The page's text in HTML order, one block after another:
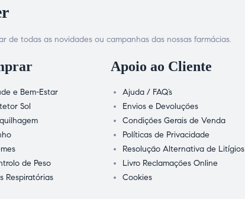
de todas as novidades ou campanhas das nossas farmácias.
e Bem-Estar
Sol
de Peso
Respiratórias
Apoio ao Cliente
Ajuda / FAQ’s
Envios e Devoluções
Condições Gerais de Venda
Políticas de Privacidade
Resolução Alternativa de Litígios
Livro Reclamações Online
Cookies